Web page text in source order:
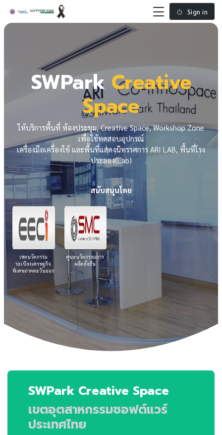
Sign in
SWPark Creative
Space
ให้บริการพื้นที่ ห้องประชุม, Creative Space, Workshop Zone
เพื่อใช้ทดสอบอุปกรณ์
เครื่องมือเครื่องใช้ และพื้นที่แสดงนิทรรศการ ARI LAB, พื้นที่โรง
ประลอง(Lab)
สนับสนุนโดย
เขตนวัตกรรม
ระเบียงเศรษฐกิจ
พิเศษภาคตะวันออก
ศูนย์นวัตกรรมการ
ผลิตยั่งยืน
SWPark Creative Space
เขตอุตสาหกรรมซอฟต์แวร์
ประเทศไทย